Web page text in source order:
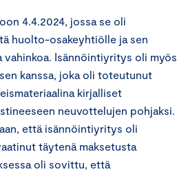
4.4.2024, jossa se oli
huolto-osakeyhtiölle ja sen
Isännöintiyritys oli myös
kanssa, joka oli toteutunut
kirjalliset
neuvottelujen pohjaksi.
että isännöintiyritys oli
täytenä maksetusta
oli sovittu, että